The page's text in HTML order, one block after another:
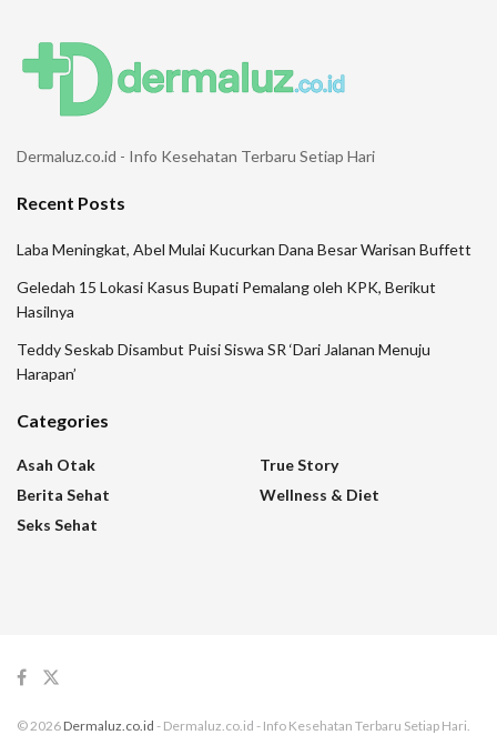
Dermaluz.co.id - Info Kesehatan Terbaru Setiap Hari
Recent Posts
Laba Meningkat, Abel Mulai Kucurkan Dana Besar Warisan Buffett
Geledah 15 Lokasi Kasus Bupati Pemalang oleh KPK, Berikut
Hasilnya
Teddy Seskab Disambut Puisi Siswa SR ‘Dari Jalanan Menuju
Harapan’
Categories
Asah Otak
Berita Sehat
Seks Sehat
True Story
Wellness & Diet
© 2026 Dermaluz.co.id - Dermaluz.co.id - Info Kesehatan Terbaru Setiap Hari.